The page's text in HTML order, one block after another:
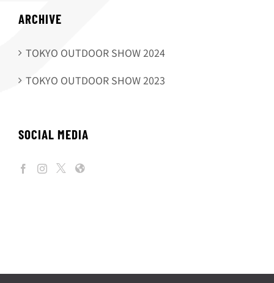
ARCHIVE
TOKYO OUTDOOR SHOW 2024
TOKYO OUTDOOR SHOW 2023
SOCIAL MEDIA